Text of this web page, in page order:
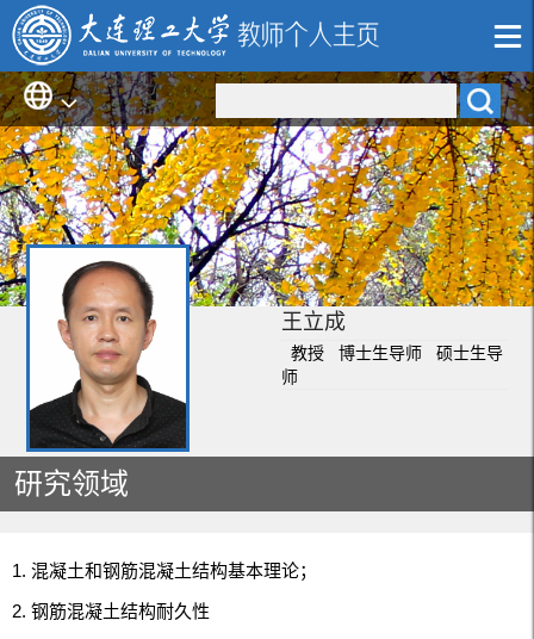
王立成
教授 博士生导师 硕士生导
师
研究领域
混凝土和钢筋混凝土结构基本理论；
钢筋混凝土结构耐久性